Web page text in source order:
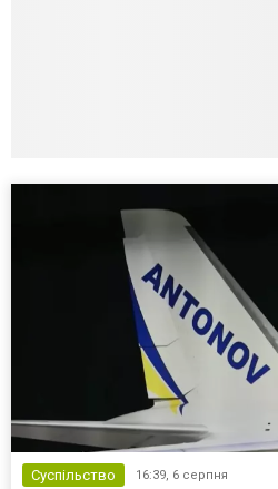
Суспільство 16:39, 6 серпня